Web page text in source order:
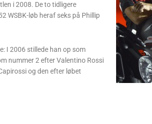
i 2008. De to tidligere
WSBK-løb heraf seks på Phillip
I 2006 stillede han op som
nummer 2 efter Valentino Rossi
og den efter løbet